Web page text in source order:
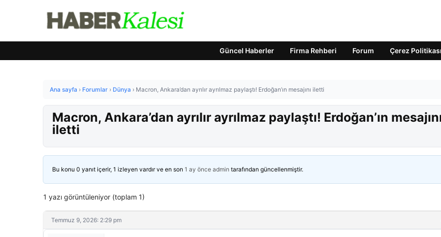
Güncel Haberler Firma Rehberi Forum Çerez Politikası
Ana sayfa › Forumlar › Dünya › Macron, Ankara’dan ayrılır ayrılmaz paylaştı! Erdoğan’ın mesajını iletti
Macron, Ankara’dan ayrılır ayrılmaz paylaştı! Erdoğan’ın
iletti
Bu konu 0 yanıt içerir, 1 izleyen vardır ve en son 1 ay önce admin tarafından güncellenmiştir.
1 yazı görüntüleniyor (toplam 1)
Temmuz 9, 2026: 2:29 pm